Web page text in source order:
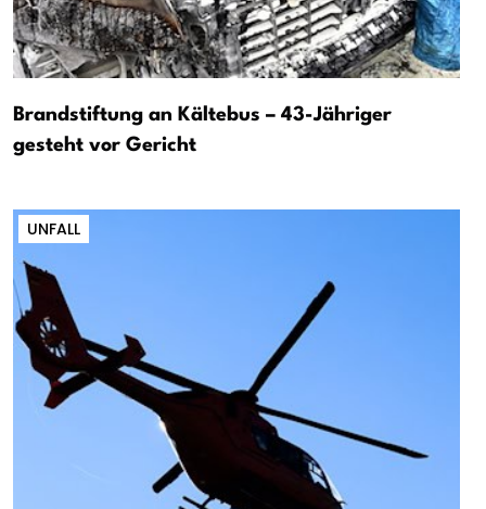
Brandstiftung an Kältebus – 43-Jähriger
gesteht vor Gericht
UNFALL